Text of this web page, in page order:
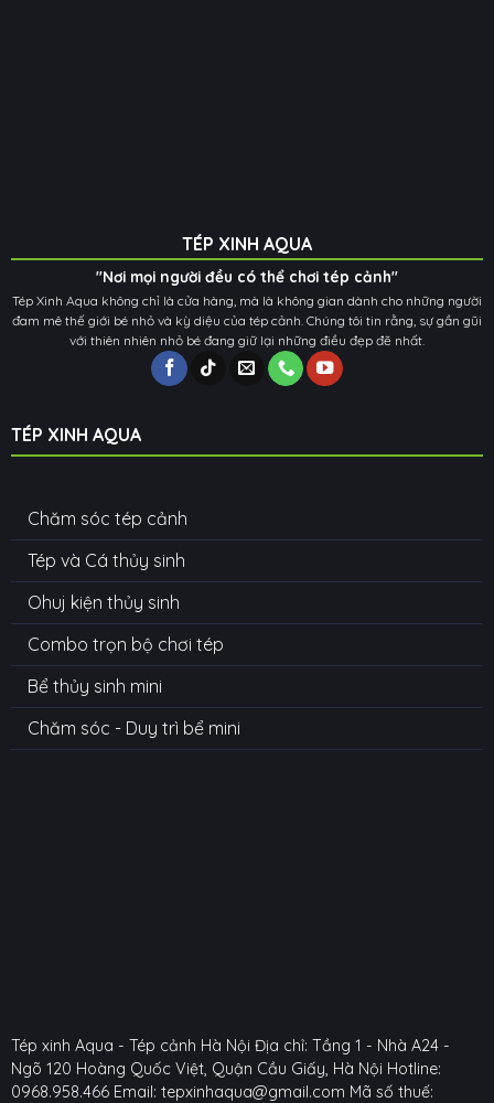
TÉP XINH AQUA
"Nơi mọi người đều có thể chơi tép cảnh"
Tép Xinh Aqua không chỉ là cửa hàng, mà là không gian dành cho những người
đam mê thế giới bé nhỏ và kỳ diệu của tép cảnh. Chúng tôi tin rằng, sự gần gũi
với thiên nhiên nhỏ bé đang giữ lại những điều đẹp đẽ nhất.
TÉP XINH AQUA
Chăm sóc tép cảnh
Tép và Cá thủy sinh
Ohuj kiện thủy sinh
Combo trọn bộ chơi tép
Bể thủy sinh mini
Chăm sóc - Duy trì bể mini
Tép xinh Aqua - Tép cảnh Hà Nội Địa chỉ: Tầng 1 - Nhà A24 -
Ngõ 120 Hoàng Quốc Việt, Quận Cầu Giấy, Hà Nội Hotline:
0968.958.466 Email: tepxinhaqua@gmail.com Mã số thuế: